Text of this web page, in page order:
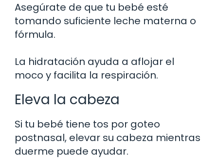
Asegúrate de que tu bebé esté
tomando suficiente leche materna o
fórmula.
La hidratación ayuda a aflojar el
moco y facilita la respiración.
Eleva la cabeza
Si tu bebé tiene tos por goteo
postnasal, elevar su cabeza mientras
duerme puede ayudar.